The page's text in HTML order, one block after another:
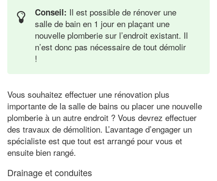
Conseil: Il est possible de rénover une
salle de bain en 1 jour en plaçant une
nouvelle plomberie sur l’endroit existant. Il
n’est donc pas nécessaire de tout démolir
!
Vous souhaitez effectuer une rénovation plus
importante de la salle de bains ou placer une nouvelle
plomberie à un autre endroit ? Vous devrez effectuer
des travaux de démolition. L’avantage d’engager un
spécialiste est que tout est arrangé pour vous et
ensuite bien rangé.
Drainage et conduites